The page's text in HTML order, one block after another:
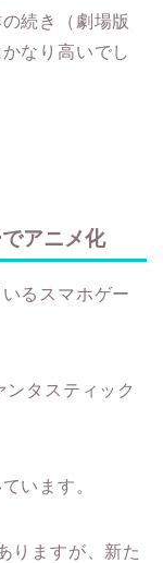
続き（劇場版
なり高いでし
アニメ化
るスマホゲー
ンタスティック
います。
りますが、新た